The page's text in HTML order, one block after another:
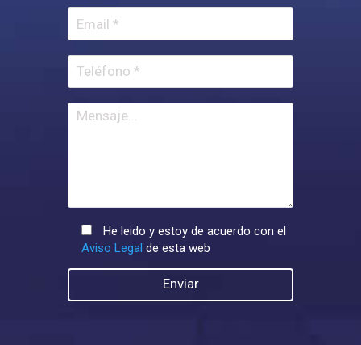
He leido y estoy de acuerdo con el
Aviso Legal de esta web